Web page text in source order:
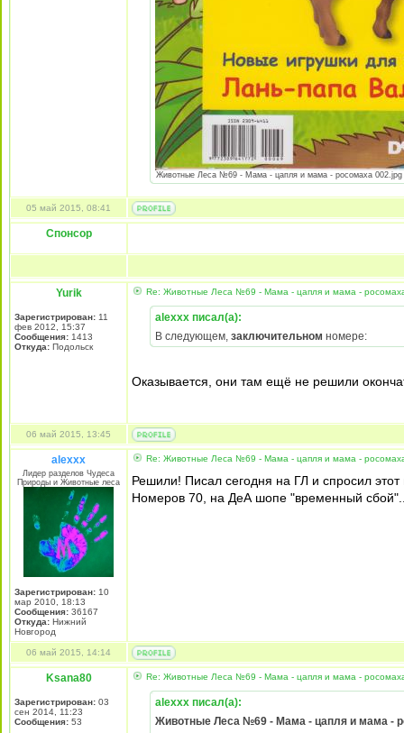
Животные Леса №69 - Мама - цапля и мама - росомаха 002.jpg
05 май 2015, 08:41
Спонсор
Yurik
Зарегистрирован: 11
фев 2012, 15:37
Сообщения: 1413
Откуда: Подольск
Re: Животные Леса №69 - Мама - цапля и мама -
alexxx писал(а):
В следующем, заключительном номере:
Оказывается, они там ещё не решили
06 май 2015, 13:45
alexxx
Лидер разделов Чудеса
Природы и Животные леса
Зарегистрирован: 10
мар 2010, 18:13
Сообщения: 36167
Откуда: Нижний
Новгород
Re: Животные Леса №69 - Мама - цапля и мама -
Решили! Писал сегодня на ГЛ и спросил этот
Номеров 70, на ДеА шопе "временный
06 май 2015, 14:14
Ksana80
Зарегистрирован: 03
сен 2014, 11:23
Сообщения: 53
Re: Животные Леса №69 - Мама - цапля и мама -
alexxx писал(а):
Животные Леса №69 - Мама - цапля и мама -